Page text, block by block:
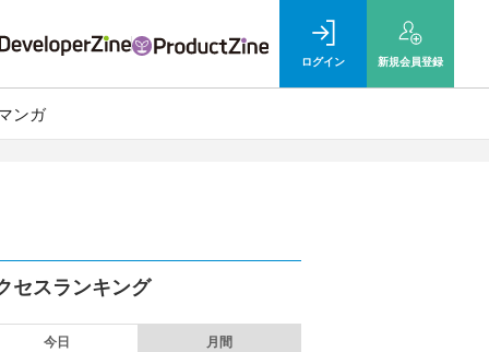
ログイン 新規会員登録
ンガ
セスランキング
今日 月間